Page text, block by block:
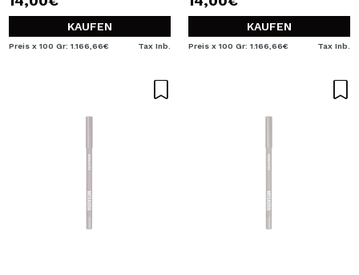
KAUFEN
Preis x 100 Gr: 1.166,66€ Tax Inb.
KAUFEN
Preis x 100 Gr: 1.166,66€ Tax Inb.